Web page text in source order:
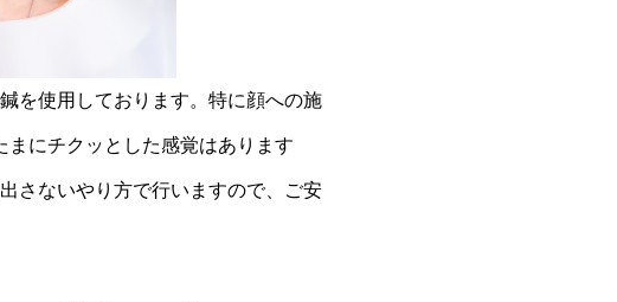
を使用しております。特に顔への施
にチクッとした感覚はあります
さないやり方で行いますので、ご安